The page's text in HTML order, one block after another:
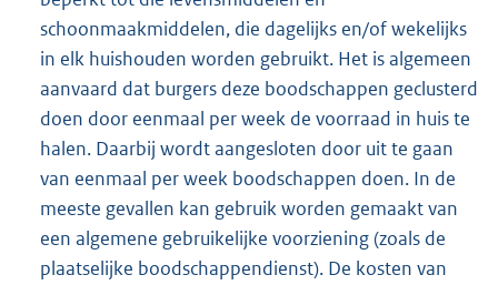
schoonmaakmiddelen, die dagelijks en/of wekelijks
in elk huishouden worden gebruikt. Het is algemeen
aanvaard dat burgers deze boodschappen geclusterd
doen door eenmaal per week de voorraad in huis te
halen. Daarbij wordt aangesloten door uit te gaan
van eenmaal per week boodschappen doen. In de
meeste gevallen kan gebruik worden gemaakt van
een algemene gebruikelijke voorziening (zoals de
plaatselijke boodschappendienst). De kosten van